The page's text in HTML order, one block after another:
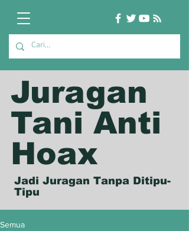
Juragan
Tani Anti
Hoax
Jadi Juragan Tanpa Ditipu-
Tipu
Semua